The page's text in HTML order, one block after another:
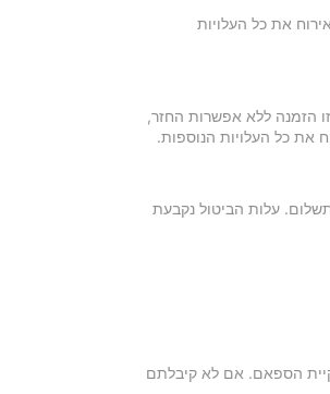
את כל העלויות
הזמנה ללא אפשרות החזר,
את כל העלויות הנוספות.
עלות הביטול נקבעת
הספאם. אם לא קיבלתם